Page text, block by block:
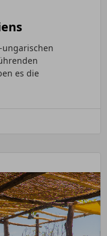
ungarischen
es die